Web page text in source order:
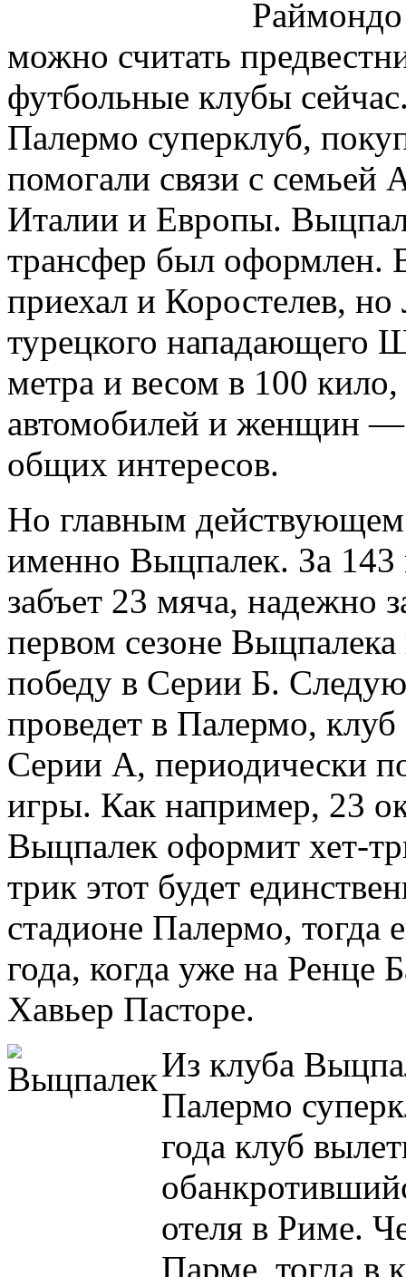
можно считать
футбольные клубы
Палермо суперклуб,
помогали связи с
Италии и Европы.
трансфер был оформлен.
приехал и Коростелев,
турецкого нападающего
метра и весом в 100
автомобилей и женщин
общих интересов.
Но главным
именно Выцпалек. За
забъет 23 мяча, надежно
первом сезоне
победу в Серии Б.
проведет в Палермо,
Серии А, периодически
игры. Как например, 23
Выцпалек оформит хет-
трик этот будет
стадионе Палермо,
года, когда уже на Ренце
Хавьер Пасторе.
Из клуба
Палермо
года клуб
отеля в Риме.
Парме, тогда в